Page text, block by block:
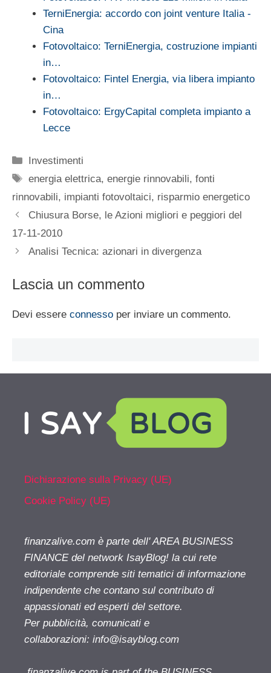
TerniEnergia: accordo con joint venture Italia -
Cina
Fotovoltaico: TerniEnergia, costruzione impianti
in…
Fotovoltaico: Fintel Energia, via libera impianto
in…
Fotovoltaico: ErgyCapital completa impianto a
Lecce
Categorie
Investimenti
Tag
energia elettrica,energie rinnovabili,fonti
rinnovabili, impianti fotovoltaici, risparmio energetico
Chiusura Borse, le Azioni migliori e peggiori del
17-11-2010
Analisi Tecnica: azionari in divergenza
Lascia un commento
Devi essere connesso per inviare un commento.
Dichiarazione sulla Privacy (UE)
Cookie Policy (UE)
finanzalive.com è parte dell' AREA BUSINESS
FINANCE del network IsayBlog! la cui rete
editoriale comprende siti tematici di informazione
indipendente che contano sul contributo di
appassionati ed esperti del settore.
Per pubblicità, comunicati e
collaborazioni: info@isayblog.com